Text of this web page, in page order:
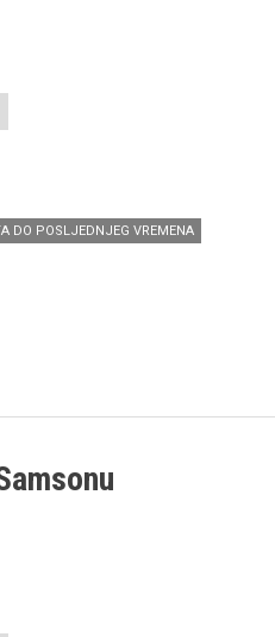
DO POSLJEDNJEG VREMENA